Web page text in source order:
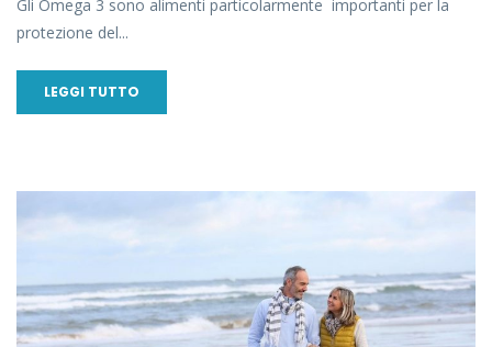
Gli Omega 3 sono alimenti particolarmente importanti per la
protezione del...
LEGGI TUTTO